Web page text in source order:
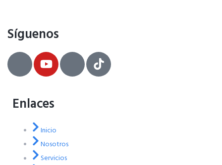
Síguenos
Enlaces
Inicio
Nosotros
Servicios